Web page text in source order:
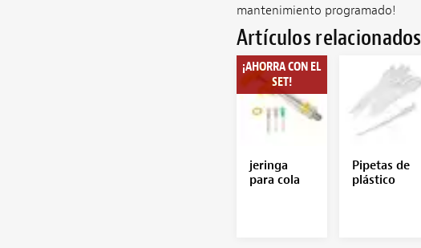
mantenimiento programado!
Artículos relacionados
¡AHORRA CON EL
SET!
jeringa
para cola
Pipetas de
plástico